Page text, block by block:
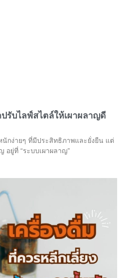
รับไลฟ์สไตล์ให้เผาผลาญดี
กง่ายๆ ที่มีประสิทธิภาพและยั่งยืน แต่
อยู่ที่ “ระบบเผาผลาญ”